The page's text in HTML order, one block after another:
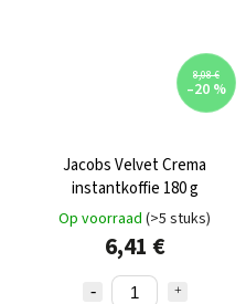
8,08 €
–20 %
Jacobs Velvet Crema
instantkoffie 180 g
Op voorraad (>5 stuks)
6,41 €